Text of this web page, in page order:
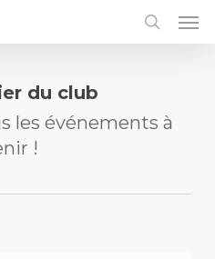
du club
les événements à
!